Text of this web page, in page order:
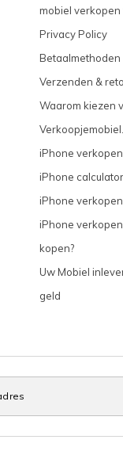
mobiel verkopen
Privacy Policy
Betaalmethoden
Verzenden &
Waarom kiezen
iPhone verkopen
iPhone calculator
iPhone
iPhone
kopen?
Uw Mobiel
geld